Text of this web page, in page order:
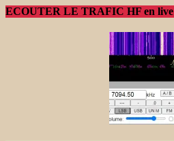
ECOUTER LE TRAFIC HF en live